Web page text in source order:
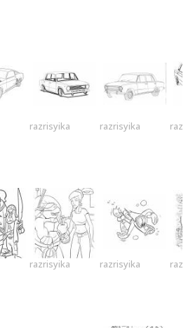
razrisyika razrisyika
razrisyika razrisyika